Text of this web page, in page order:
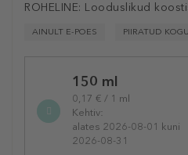
ROHELINE: Looduslikud
AINULT E-POES PIIRATUD
variation150 ml
0,17 € / 1 ml
Kehtiv:
alates 2026-08-01 kuni
2026-08-31